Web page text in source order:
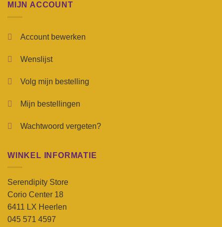
MIJN ACCOUNT
Account bewerken
Wenslijst
Volg mijn bestelling
Mijn bestellingen
Wachtwoord vergeten?
WINKEL INFORMATIE
Serendipity Store
Corio Center 18
6411 LX Heerlen
045 571 4597